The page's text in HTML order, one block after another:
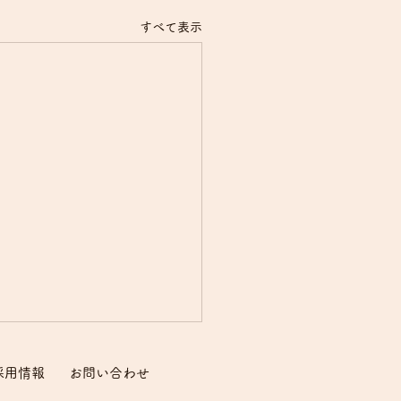
すべて表示
​お問い合わせ
用情報